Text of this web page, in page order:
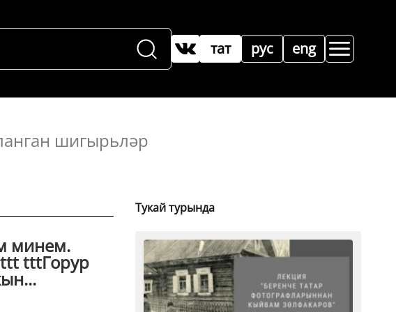
рус
тат eng
шигырьләр
минем.
tttГорур
Тукай турында